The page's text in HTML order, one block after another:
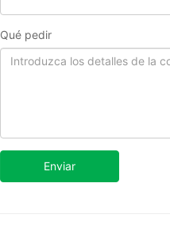
Qué pedir
Enviar